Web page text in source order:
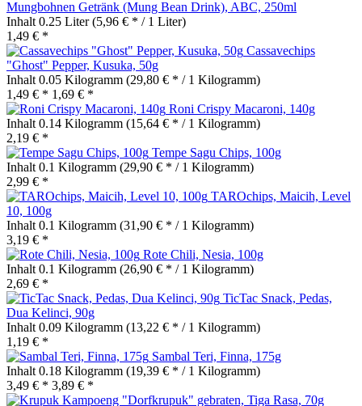
Mungbohnen Getränk (Mung Bean Drink), ABC, 250ml
Inhalt 0.25 Liter(5,96 € * / 1 Liter)
1,49 € *
Cassavechips
"Ghost" Pepper, Kusuka, 50g
Inhalt 0.05 Kilogramm (29,80 € * / 1 Kilogramm)
1,49 € * 1,69 € *
Roni Crispy Macaroni, 140g
Inhalt 0.14 Kilogramm (15,64 € * / 1 Kilogramm)
2,19 € *
Tempe Sagu Chips, 100g
Inhalt 0.1 Kilogramm (29,90 € * / 1 Kilogramm)
2,99 € *
TAROchips, Maicih, Level
10, 100g
Inhalt 0.1 Kilogramm (31,90 € * / 1 Kilogramm)
3,19 € *
Rote Chili, Nesia, 100g
Inhalt 0.1 Kilogramm (26,90 € * / 1 Kilogramm)
2,69 € *
TicTac Snack, Pedas,
Dua Kelinci, 90g
Inhalt 0.09 Kilogramm (13,22 € * / 1 Kilogramm)
1,19 € *
Sambal Teri, Finna, 175g
Inhalt 0.18 Kilogramm (19,39 € * / 1 Kilogramm)
3,49 € * 3,89 € *